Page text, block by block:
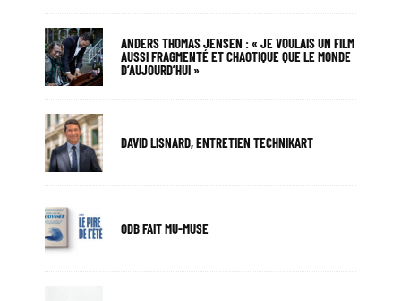
ANDERS THOMAS JENSEN : « JE VOULAIS UN FILM
AUSSI FRAGMENTÉ ET CHAOTIQUE QUE LE MONDE
D’AUJOURD’HUI »
DAVID LISNARD, ENTRETIEN TECHNIKART
ODB FAIT MU-MUSE